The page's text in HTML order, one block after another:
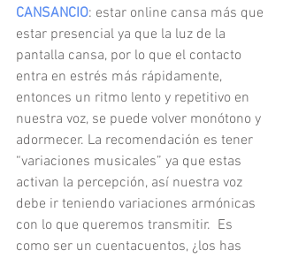
CANSANCIO: estar online cansa más que
estar presencial ya que la luz de la
pantalla cansa, por lo que el contacto
entra en estrés más rápidamente,
entonces un ritmo lento y repetitivo en
nuestra voz, se puede volver monótono y
adormecer. La recomendación es tener
“variaciones musicales” ya que estas
activan la percepción, así nuestra voz
debe ir teniendo variaciones armónicas
con lo que queremos transmitir.  Es
como ser un cuentacuentos, ¿los has